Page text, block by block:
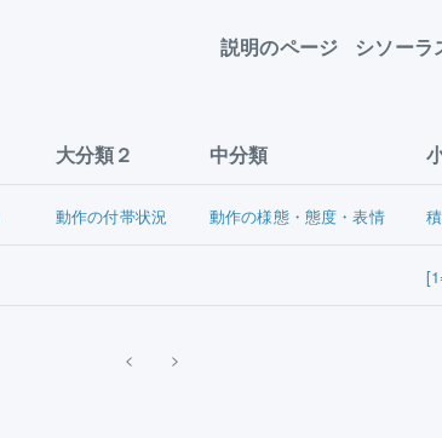
説明のページ シソー
大分類２ 中分類
動作の付帯状況 動作の様態・態度・表情
< >